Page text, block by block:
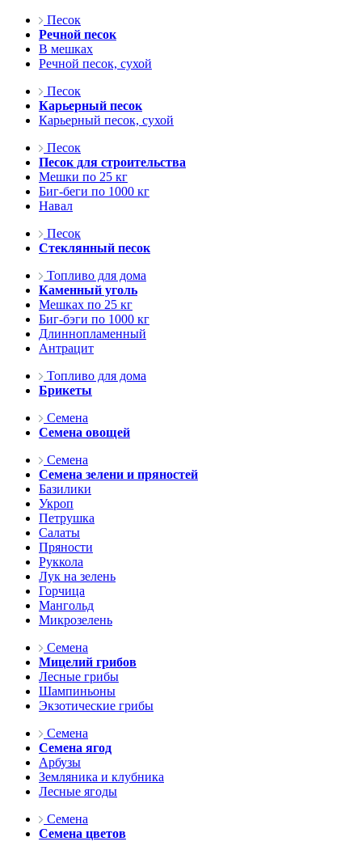
Песок
Речной песок
В мешках
Речной песок, сухой
Песок
Карьерный песок
Карьерный песок, сухой
Песок
Песок для строительства
Мешки по 25 кг
Биг-беги по 1000 кг
Навал
Песок
Стеклянный песок
Топливо для дома
Каменный уголь
Мешках по 25 кг
Биг-бэги по 1000 кг
Длиннопламенный
Антрацит
Топливо для дома
Брикеты
Семена
Семена овощей
Семена
Семена зелени и пряностей
Базилики
Укроп
Петрушка
Салаты
Пряности
Руккола
Лук на зелень
Горчица
Мангольд
Микрозелень
Семена
Мицелий грибов
Лесные грибы
Шампиньоны
Экзотические грибы
Семена
Семена ягод
Арбузы
Земляника и клубника
Лесные ягоды
Семена
Семена цветов